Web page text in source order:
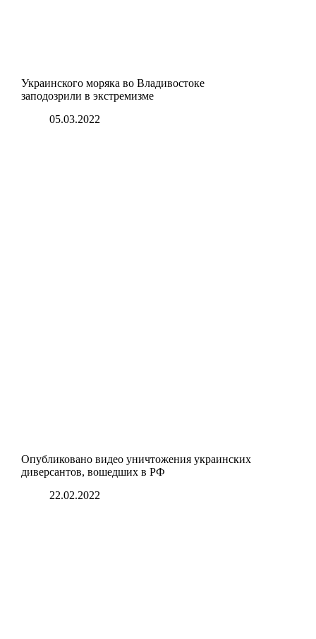
Украинского моряка во Владивостоке
заподозрили в экстремизме
05.03.2022
Опубликовано видео уничтожения украинских
диверсантов, вошедших в РФ
22.02.2022